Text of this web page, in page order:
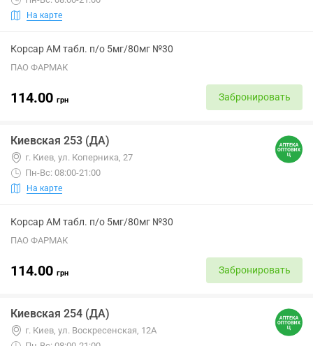
На карте
Корсар АМ табл. п/о 5мг/80мг №30
ПАО ФАРМАК
114.00 грн Забронировать
Киевская 253 (ДА)
г. Киев, ул. Коперника, 27
Пн-Вс: 08:00-21:00
На карте
Корсар АМ табл. п/о 5мг/80мг №30
ПАО ФАРМАК
114.00 грн Забронировать
Киевская 254 (ДА)
г. Киев, ул. Воскресенская, 12А